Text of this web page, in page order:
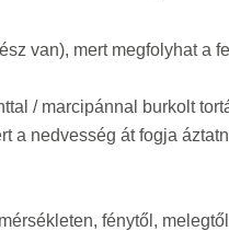
van), mert megfolyhat a
/ marcipánnal burkolt
a nedvesség át fogja
fénytől,